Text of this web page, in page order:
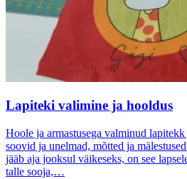
Lapiteki valimine ja hooldus
Hoole ja armastusega valminud lapitekk
soovid ja unelmad, mõtted ja
jääb aja jooksul väikeseks, on see
talle sooja,…